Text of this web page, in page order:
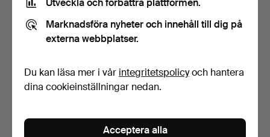
Utveckla och förbättra plattformen.
Marknadsföra nyheter och innehåll till dig på
externa webbplatser.
Du kan läsa mer i vår integritetspolicyoch hantera
dina cookieinställningar nedan.
Acceptera alla